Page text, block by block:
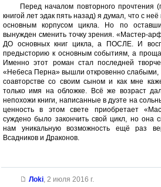
Перед началом повторного прочтения
книгой лет эдак пять назад) я думал, что с
основным корпусом цикла. Но по
вынужден сменить точку зрения. «Мастер-
ДО основных книг цикла, а ПОСЛЕ. И
предысторию к основным событиям, а
Именно этот роман стал последней
«Небеса Перна» вышли откровенно слабыми,
соавторстве со своим сыном и как мне
только имя на обложке. Всё же возраст
непохожи книги, написанные в дуэте на
ценность в этом свете приобретает
суждено было закончить свой цикл, но она
нам уникальную возможность ещё раз
Всадников и Драконов.
Лoki, 2 июля 2016 г.